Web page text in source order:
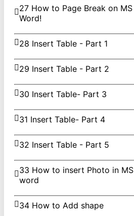
27 How to Page Break on MS
Word!
28 Insert Table - Part 1
29 Insert Table - Part 2
30 Insert Table- Part 3
31 Insert Table- Part 4
32 Insert Table - Part 5
33 How to insert Photo in MS
word
34 How to Add shape